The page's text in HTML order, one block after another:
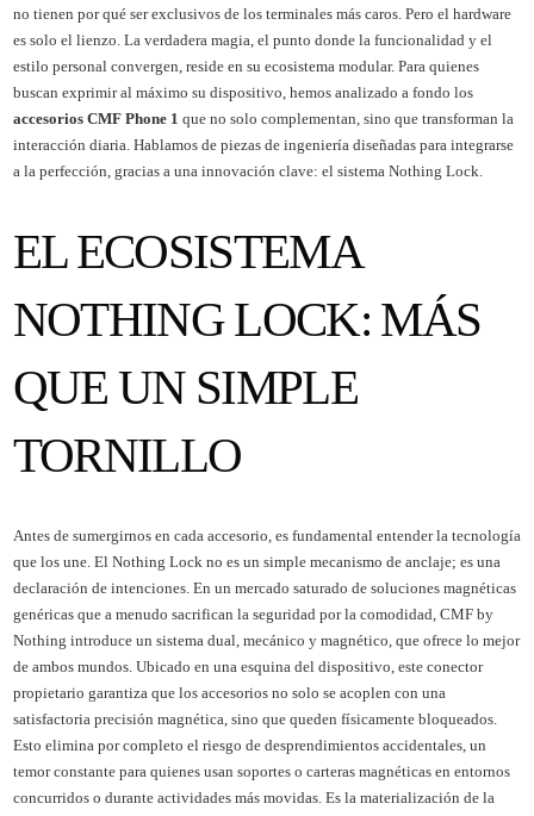
no tienen por qué ser exclusivos de los terminales más caros. Pero el hardware
es solo el lienzo. La verdadera magia, el punto donde la funcionalidad y el
estilo personal convergen, reside en su ecosistema modular. Para quienes
buscan exprimir al máximo su dispositivo, hemos analizado a fondo los
accesorios CMF Phone 1 que no solo complementan, sino que transforman la
interacción diaria. Hablamos de piezas de ingeniería diseñadas para integrarse
a la perfección, gracias a una innovación clave: el sistema Nothing Lock.
EL ECOSISTEMA
NOTHING LOCK: MÁS
QUE UN SIMPLE
TORNILLO
Antes de sumergirnos en cada accesorio, es fundamental entender la tecnología
que los une. El Nothing Lock no es un simple mecanismo de anclaje; es una
declaración de intenciones. En un mercado saturado de soluciones magnéticas
genéricas que a menudo sacrifican la seguridad por la comodidad, CMF by
Nothing introduce un sistema dual, mecánico y magnético, que ofrece lo mejor
de ambos mundos. Ubicado en una esquina del dispositivo, este conector
propietario garantiza que los accesorios no solo se acoplen con una
satisfactoria precisión magnética, sino que queden físicamente bloqueados.
Esto elimina por completo el riesgo de desprendimientos accidentales, un
temor constante para quienes usan soportes o carteras magnéticas en entornos
concurridos o durante actividades más movidas. Es la materialización de la